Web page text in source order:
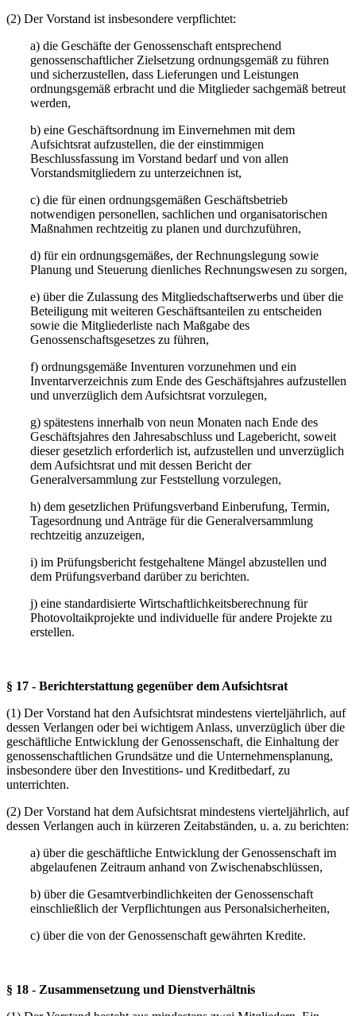
(2) Der Vorstand ist insbesondere verpflichtet:
a) die Geschäfte der Genossenschaft entsprechend
genossenschaftlicher Zielsetzung ordnungsgemäß zu führen
und sicherzustellen, dass Lieferungen und Leistungen
ordnungsgemäß erbracht und die Mitglieder sachgemäß betreut
werden,
b) eine Geschäftsordnung im Einvernehmen mit dem
Aufsichtsrat aufzustellen, die der einstimmigen
Beschlussfassung im Vorstand bedarf und von allen
Vorstandsmitgliedern zu unterzeichnen ist,
c) die für einen ordnungsgemäßen Geschäftsbetrieb
notwendigen personellen, sachlichen und organisatorischen
Maßnahmen rechtzeitig zu planen und durchzuführen,
d) für ein ordnungsgemäßes, der Rechnungslegung sowie
Planung und Steuerung dienliches Rechnungswesen zu sorgen,
e) über die Zulassung des Mitgliedschaftserwerbs und über die
Beteiligung mit weiteren Geschäftsanteilen zu entscheiden
sowie die Mitgliederliste nach Maßgabe des
Genossenschaftsgesetzes zu führen,
f) ordnungsgemäße Inventuren vorzunehmen und ein
Inventarverzeichnis zum Ende des Geschäftsjahres aufzustellen
und unverzüglich dem Aufsichtsrat vorzulegen,
g) spätestens innerhalb von neun Monaten nach Ende des
Geschäftsjahres den Jahresabschluss und Lagebericht, soweit
dieser gesetzlich erforderlich ist, aufzustellen und unverzüglich
dem Aufsichtsrat und mit dessen Bericht der
Generalversammlung zur Feststellung vorzulegen,
h) dem gesetzlichen Prüfungsverband Einberufung, Termin,
Tagesordnung und Anträge für die Generalversammlung
rechtzeitig anzuzeigen,
i) im Prüfungsbericht festgehaltene Mängel abzustellen und
dem Prüfungsverband darüber zu berichten.
j) eine standardisierte Wirtschaftlichkeitsberechnung für
Photovoltaikprojekte und individuelle für andere Projekte zu
erstellen.
§ 17 - Berichterstattung gegenüber dem Aufsichtsrat
(1) Der Vorstand hat den Aufsichtsrat mindestens vierteljährlich, auf
dessen Verlangen oder bei wichtigem Anlass, unverzüglich über die
geschäftliche Entwicklung der Genossenschaft, die Einhaltung der
genossenschaftlichen Grundsätze und die Unternehmensplanung,
insbesondere über den Investitions- und Kreditbedarf, zu
unterrichten.
(2) Der Vorstand hat dem Aufsichtsrat mindestens vierteljährlich, auf
dessen Verlangen auch in kürzeren Zeitabständen, u. a. zu berichten:
a) über die geschäftliche Entwicklung der Genossenschaft im
abgelaufenen Zeitraum anhand von Zwischenabschlüssen,
b) über die Gesamtverbindlichkeiten der Genossenschaft
einschließlich der Verpflichtungen aus Personalsicherheiten,
c) über die von der Genossenschaft gewährten Kredite.
§ 18 - Zusammensetzung und Dienstverhältnis